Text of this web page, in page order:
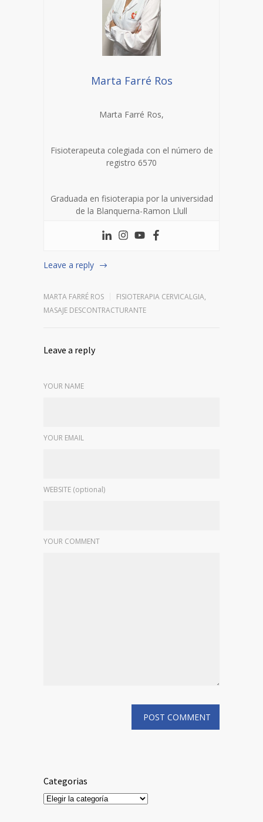
Marta Farré Ros
Marta Farré Ros,
Fisioterapeuta colegiada con el número de
registro 6570
Graduada en fisioterapia por la universidad
de la Blanquerna-Ramon Llull
Leave a reply
MARTA FARRÉ ROS FISIOTERAPIA CERVICALGIA,
MASAJE DESCONTRACTURANTE
Leave a reply
YOUR NAME
YOUR EMAIL
WEBSITE (optional)
YOUR COMMENT
Categorias
Categorias